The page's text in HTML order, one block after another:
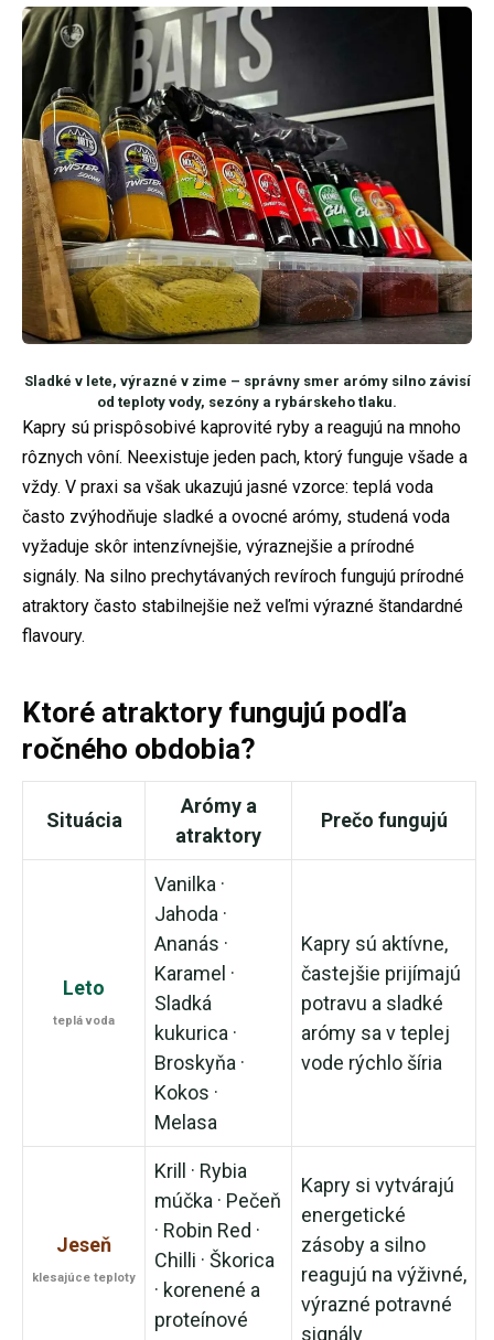
Sladké v lete, výrazné v zime – správny smer arómy silno závisí
od teploty vody, sezóny a rybárskeho tlaku.
Kapry sú prispôsobivé kaprovité ryby a reagujú na mnoho
rôznych vôní. Neexistuje jeden pach, ktorý funguje všade a
vždy. V praxi sa však ukazujú jasné vzorce: teplá voda
často zvýhodňuje sladké a ovocné arómy, studená voda
vyžaduje skôr intenzívnejšie, výraznejšie a prírodné
signály. Na silno prechytávaných revíroch fungujú prírodné
atraktory často stabilnejšie než veľmi výrazné štandardné
flavoury.
Ktoré atraktory fungujú podľa
ročného obdobia?
Situácia
Arómy a
atraktory
Prečo fungujú
Leto
teplá voda
Vanilka ·
Jahoda ·
Ananás ·
Karamel ·
Sladká
kukurica ·
Broskyňa ·
Kokos ·
Melasa
Kapry sú aktívne,
častejšie prijímajú
potravu a sladké
arómy sa v teplej
vode rýchlo šíria
Jeseň
klesajúce teploty
Krill · Rybia
múčka · Pečeň
· Robin Red ·
Chilli · Škorica
· korenené a
proteínové
Kapry si vytvárajú
energetické
zásoby a silno
reagujú na výživné,
výrazné potravné
signály